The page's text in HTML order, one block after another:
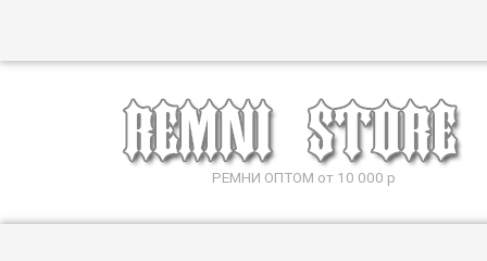
РЕМНИ ОПТОМ от 10 000 р